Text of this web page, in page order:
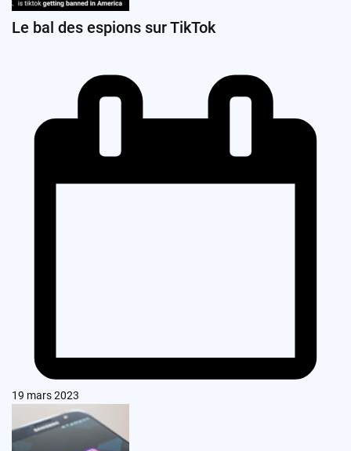
Le bal des espions sur TikTok
19 mars 2023